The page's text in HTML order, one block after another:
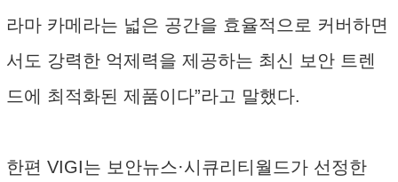
라마 카메라는 넓은 공간을 효율적으로 커버하면
서도 강력한 억제력을 제공하는 최신 보안 트렌
드에 최적화된 제품이다”라고 말했다.
한편 VIGI는 보안뉴스·시큐리티월드가 선정한